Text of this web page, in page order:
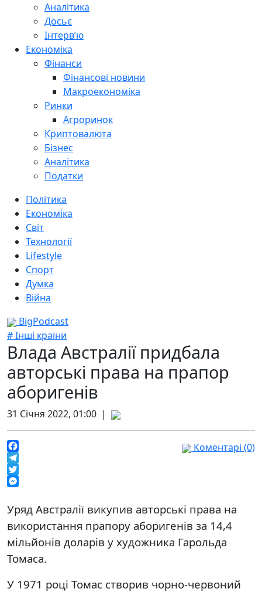
Аналітика
Досьє
Інтерв’ю
Економіка
Фінанси
Фінансові новини
Макроекономіка
Ринки
Агроринок
Криптовалюта
Бізнес
Аналітика
Податки
Політика
Економіка
Світ
Технології
Lifestyle
Спорт
Думка
Війна
BigPodcast
# Інші країни
Влада Австралії придбала
авторські права на прапор
аборигенів
31 Січня 2022, 01:00 |
Facebook
Telegram
Twitter
Коментарі (0)
Уряд Австралії викупив авторські права на
використання прапору аборигенів за 14,4
мільйонів доларів у художника Гарольда
Томаса.
У 1971 році Томас створив чорно-червоний